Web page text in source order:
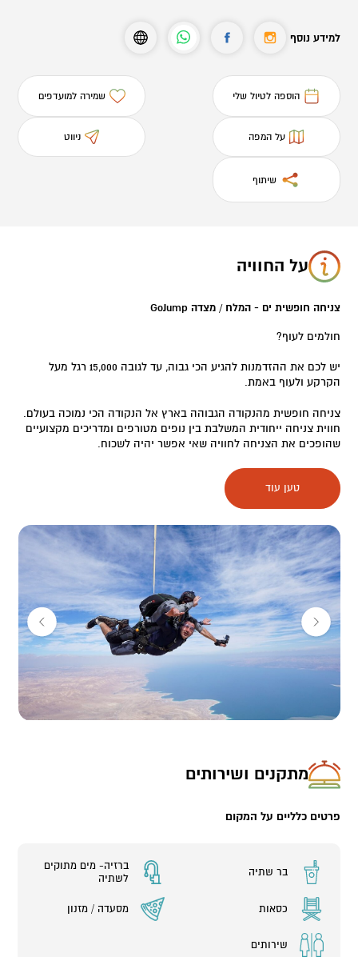
למידע נוסף
הוספה לטיול שלי שמירה למועדפים
על המפה ניווט
שיתוף
על החוויה
צניחה חופשית ים - המלח / מצדה GoJump
חולמים לעוף?
יש לכם את ההזדמנות להגיע הכי גבוה, עד לגובה 15,000 רגל מעל
הקרקע ולעוף באמת.
צניחה חופשית מהנקודה הגבוהה בארץ אל הנקודה הכי נמוכה בעולם.
חווית צניחה ייחודית המשלבת בין נופים מטורפים ומדריכים מקצועיים
שהופכים את הצניחה לחוויה שאי אפשר יהיה לשכוח.
החוויה תחל במפגש עם מדריך הצניחה האישי ומשם, לאחר התארגנות,
הדרכה וקדימה אל המטוס שימריא לטיסה מרהיבה בשמי האזור, בה
תוכלו להשקיף מלמעלה על ים המלח, מדבר יהודה, מצדה ומקומות
המטוס, רוח קרירה תנשב, ואז תקפצו החוצה לנפילה חופשית עוצרת
נשימה עד לפתיחת המצנח, מובטחת לכם נפילה חופשית מדהימה
ואדרנלין רב במהירות של 200 קמ"ש! לאחר פתיחת המצנח, תחוו שקט
מדהים כמו שמעולם לא חוויתם, רחיפה איטית ושקטה בנוף המדברי
והמרגיע עד לנחיתה הרכה אל הקרקע, למול משפחה וחברים הצופים
בפעילות מן הקרקע.
לא נדרש ניסיון קודם, כל אדם מגיל 12 ומעלה שבריאותו תקינה וללא
מגבלות מפיזיות, יכול להתנסות.
אז קדימה, הרימו את הטלפון ותזמינו מקומות לחוויה של פעם בחיים.
טען עוד
מתקנים ושירותים
פרטים כלליים על המקום
בר שתיה
ברזיה- מים מתוקים
לשתיה
כסאות מסעדה / מזנון
שירותים